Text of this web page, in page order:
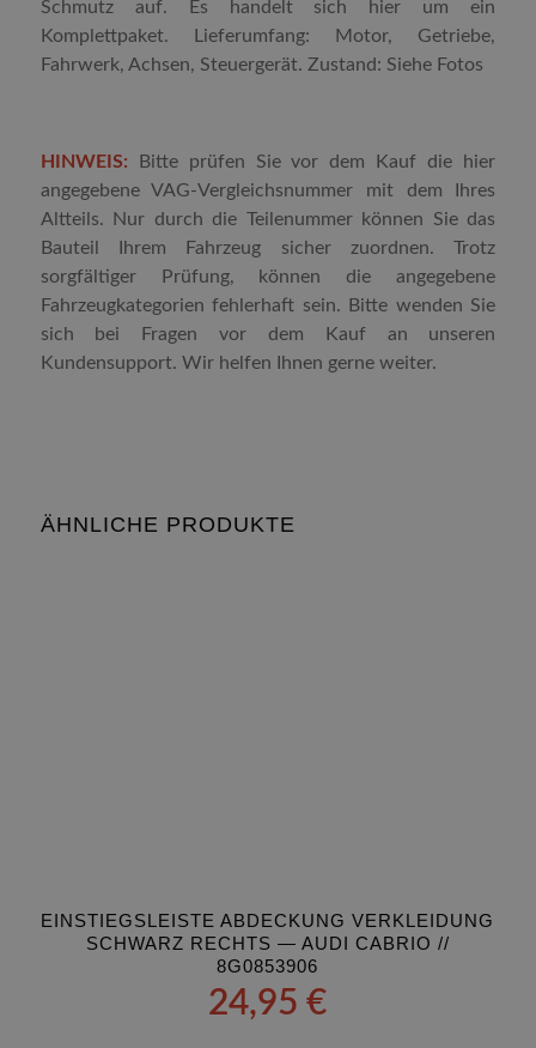
Schmutz auf. Es handelt sich hier um ein
Komplettpaket. Lieferumfang: Motor, Getriebe,
Fahrwerk, Achsen, Steuergerät. Zustand: Siehe Fotos
HINWEIS: Bitte prüfen Sie vor dem Kauf die hier
angegebene VAG-Vergleichsnummer mit dem Ihres
Altteils. Nur durch die Teilenummer können Sie das
Bauteil Ihrem Fahrzeug sicher zuordnen. Trotz
sorgfältiger Prüfung, können die angegebene
Fahrzeugkategorien fehlerhaft sein. Bitte wenden Sie
sich bei Fragen vor dem Kauf an unseren
Kundensupport. Wir helfen Ihnen gerne weiter.
ÄHNLICHE PRODUKTE
EINSTIEGSLEISTE ABDECKUNG VERKLEIDUNG
SCHWARZ RECHTS — AUDI CABRIO //
8G0853906
24,95€